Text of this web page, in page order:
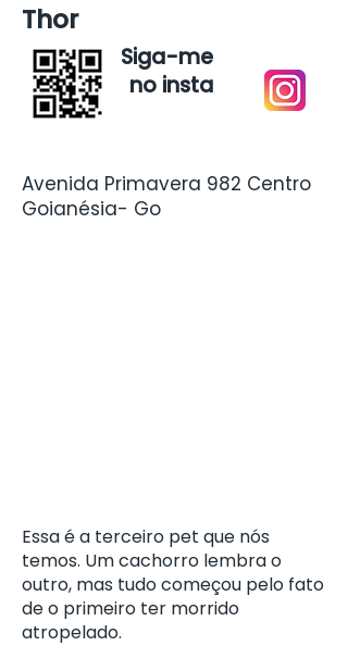
Thor
Siga-me
no insta
Avenida Primavera 982 Centro
Goianésia- Go
Essa é a terceiro pet que nós
temos. Um cachorro lembra o
outro, mas tudo começou pelo fato
de o primeiro ter morrido
atropelado.